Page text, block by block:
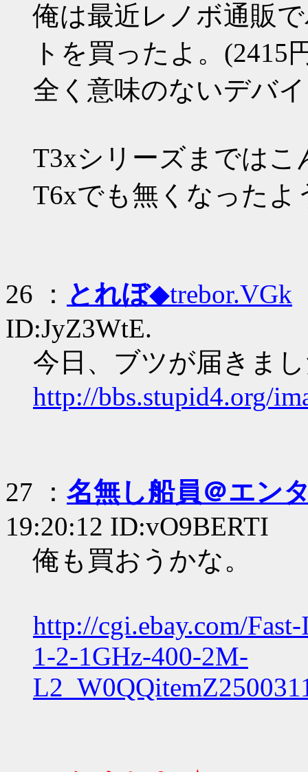
俺は最近レノボ通販
トを買ったよ。(2415
全く意味のないデバ
T3xシリーズまでは
T6xでも無くなったよ
26 ： とれぼ◆trebor.VGk
ID:JyZ3WtE.
今日、ブツが届きま
http://bbs.stupid4.org/
27 ： 名無し船員＠エン
19:20:12 ID:vO9BERTI
俺も買おうかな。
http://cgi.ebay.com/
1-2-1GHz-400-2M-